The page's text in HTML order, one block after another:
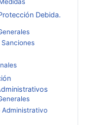
Debida.
Administrativo